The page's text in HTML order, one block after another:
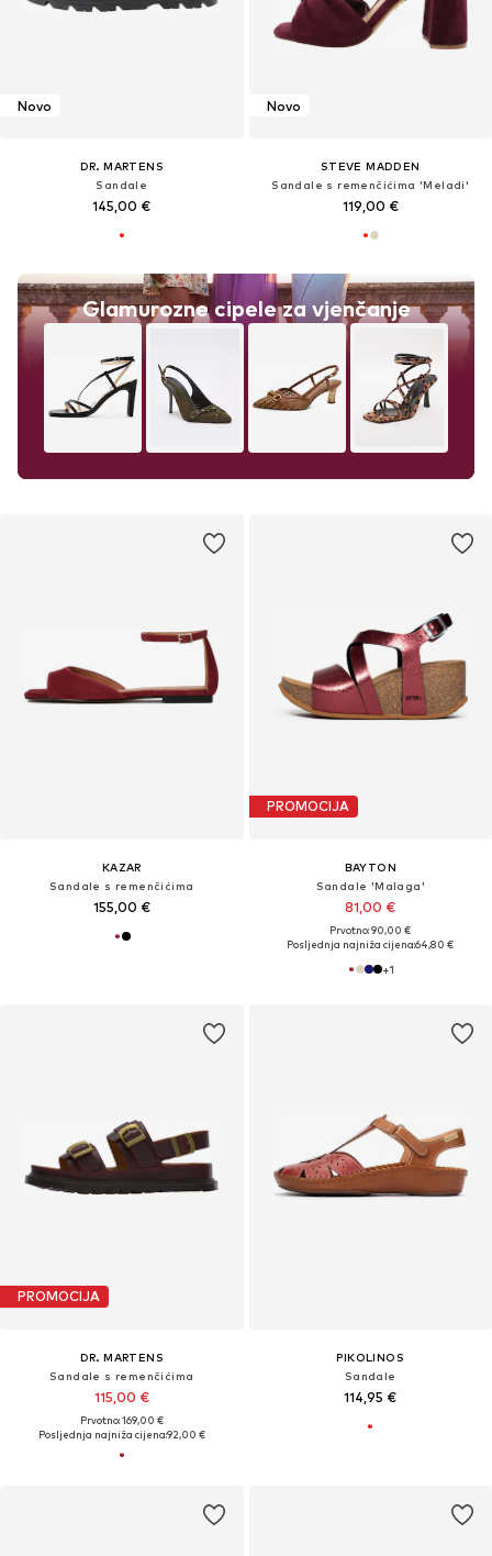
Novo
DR. MARTENS
Sandale
145,00 €
Glamurozne cipele za vjenčanje
Novo
STEVE MADDEN
Sandale s remenčićima 'Meladi'
119,00 €
KAZAR
Sandale s remenčićima
155,00 €
PROMOCIJA
BAYTON
Sandale 'Malaga'
81,00 €
Prvotno: 90,00 €
Posljednja najniža cijena:64,80 €
+1
PROMOCIJA
DR. MARTENS
Sandale s remenčićima
115,00 €
Prvotno: 169,00 €
Posljednja najniža cijena:92,00 €
PIKOLINOS
Sandale
114,95 €